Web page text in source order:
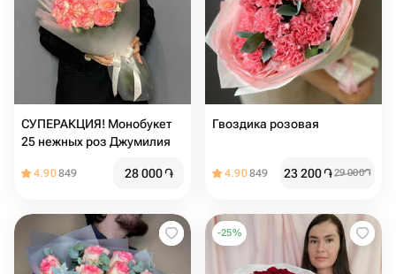
СУПЕРАКЦИЯ! Монобукет
25 нежных роз Джумилия
4.90849 28 000֏
Гвоздика розовая
4.90849 23 200֏29 000֏
-25%